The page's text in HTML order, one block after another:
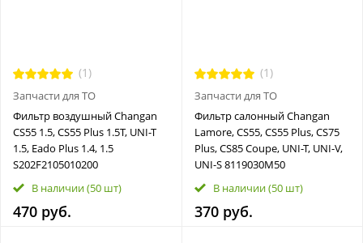
(1)
Запчасти для ТО
Фильтр воздушный Changan
CS55 1.5, CS55 Plus 1.5T, UNI-T
1.5, Eado Plus 1.4, 1.5
S202F2105010200
В наличии(50 шт)
470 руб.
(1)
Запчасти для ТО
Фильтр салонный Changan
Lamore, CS55, CS55 Plus, CS75
Plus, CS85 Coupe, UNI-T, UNI-V,
UNI-S 8119030M50
В наличии(50 шт)
370 руб.